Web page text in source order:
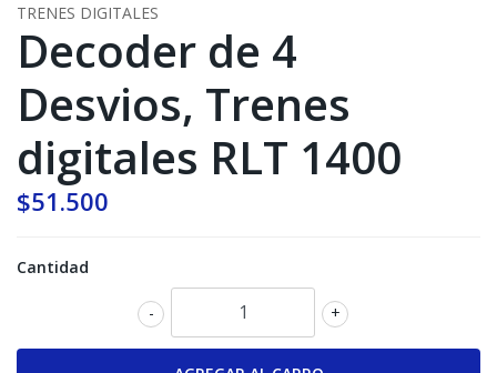
TRENES DIGITALES
Decoder de 4
Desvios, Trenes
digitales RLT 1400
$51.500
Cantidad
+
-